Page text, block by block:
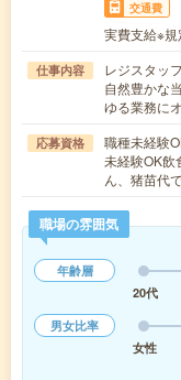
交通費
実費支給※規
仕事内容
レジスタッ
自然豊かな
ゆる業務に
応募資格
職種未経験
未経験OK飲
ん、猪苗代
職場の雰囲気
年齢層
20代
男女比率
女性